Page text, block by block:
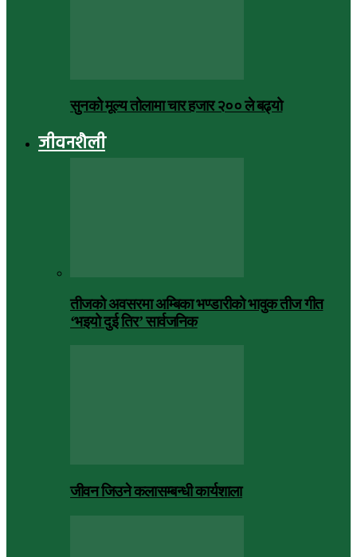
सुनको मूल्य तोलामा चार हजार २०० ले बढ्यो
जीवनशैली
तीजको अवसरमा अम्बिका भण्डारीको भावुक तीज गीत
‘भइयो दुई तिर’ सार्वजनिक
जीवन जिउने कलासम्बन्धी कार्यशाला